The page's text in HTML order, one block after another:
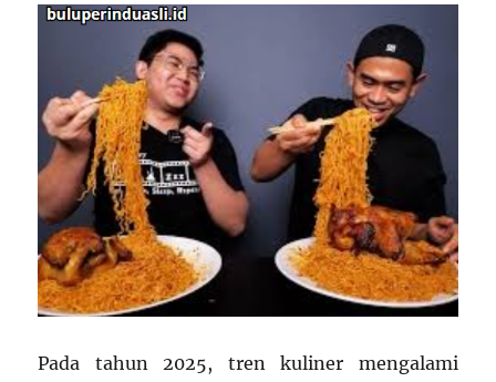
Pada tahun 2025, tren kuliner mengalami